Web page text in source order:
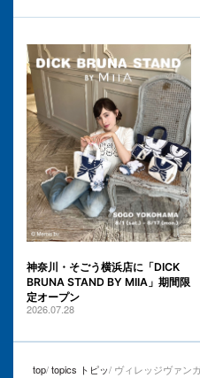
神奈川・そごう横浜店に「DICK
BRUNA STAND BY MIIA」期間限
定オープン
2026.07.28
top topics トピッ ヴィレッジヴァン